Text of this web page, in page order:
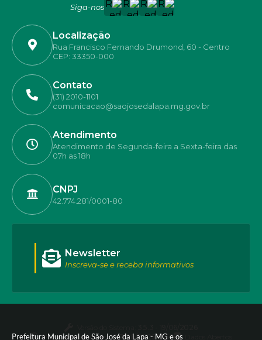
Prefeitura Municipal de São José da Lapa - MG e os
Siga-nos
Localização
Rua Francisco Fernando Drumond, 60 - Centro
CEP: 33350-000
Contato
(31) 2010-1101
comunicacao@saojosedalapa.mg.gov.br
Atendimento
Atendimento de Segunda-feira a Sexta-feira das
07h as 18h
CNPJ
42.774.281/0001-80
Newsletter
Inscreva-se e receba informativos
Portal atualizado em:07/08/2026 17:50